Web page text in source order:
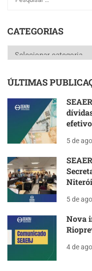
CATEGORIAS
Categorias
ÚLTIMAS
5 de
Niterói
5 de
Nova
4 de